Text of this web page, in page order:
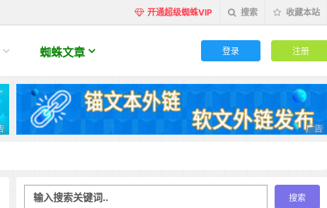
开通超级蜘蛛VIP 搜索 收藏本站
蜘蛛文章 登录 注册